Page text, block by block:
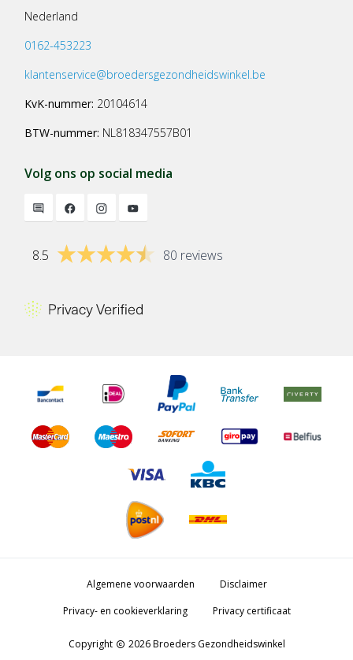
Nederland
0162-453223
klantenservice@broedersgezondheidswinkel.be
KvK-nummer: 20104614
BTW-nummer: NL818347557B01
Volg ons op social media
8.5 80 reviews
Algemene voorwaarden
Disclaimer
Privacy- en cookieverklaring
Privacy certificaat
Copyright copyright 2026 Broeders Gezondheidswinkel